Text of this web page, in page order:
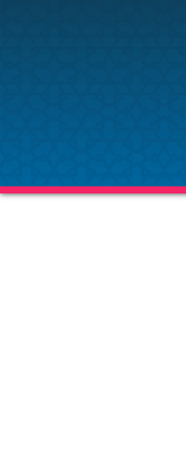
هماهنگی و تعیین